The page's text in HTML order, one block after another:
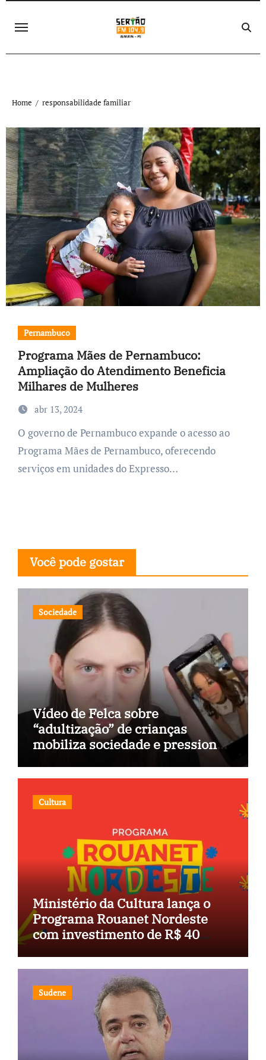
Home responsabilidade familiar
Pernambuco
Programa Mães de Pernambuco:
Ampliação do Atendimento Beneficia
Milhares de Mulheres
abr 13, 2024
O governo de Pernambuco expande o acesso ao
Programa Mães de Pernambuco, oferecendo
serviços em unidades do Expresso…
Você pode gostar
Sociedade
Vídeo de Felca sobre
“adultização” de crianças
mobiliza sociedade e pressiona
Cultura
Ministério da Cultura lança o
Programa Rouanet Nordeste
com investimento de R$ 40
Sudene